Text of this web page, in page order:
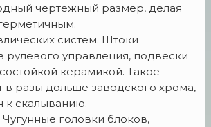
чертежный размер, делая
систем. Штоки
управления, подвески
керамикой. Такое
в разы дольше заводского хрома,
к скалыванию.
Чугунные головки блоков,